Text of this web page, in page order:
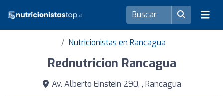
Nutricionistas en Rancagua
Rednutricion Rancagua
Av. Alberto Einstein 290, , Rancagua